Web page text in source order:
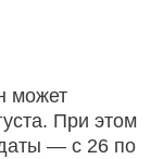
может
При этом
— с 26 по